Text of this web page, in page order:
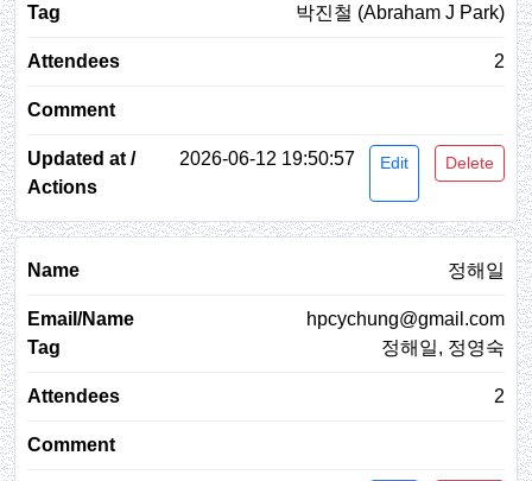
박진철 (Abraham J Park)
2
2026-06-12 19:50:57 Edit Delete
정해일
hpcychung@gmail.com
정해일, 정영숙
2